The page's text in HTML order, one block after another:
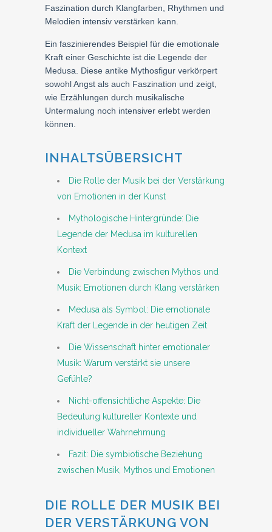
Faszination durch Klangfarben, Rhythmen und
Melodien intensiv verstärken kann.
Ein faszinierendes Beispiel für die emotionale
Kraft einer Geschichte ist die Legende der
Medusa. Diese antike Mythosfigur verkörpert
sowohl Angst als auch Faszination und zeigt,
wie Erzählungen durch musikalische
Untermalung noch intensiver erlebt werden
können.
INHALTSÜBERSICHT
Die Rolle der Musik bei der Verstärkung
von Emotionen in der Kunst
Mythologische Hintergründe: Die
Legende der Medusa im kulturellen
Kontext
Die Verbindung zwischen Mythos und
Musik: Emotionen durch Klang verstärken
Medusa als Symbol: Die emotionale
Kraft der Legende in der heutigen Zeit
Die Wissenschaft hinter emotionaler
Musik: Warum verstärkt sie unsere
Gefühle?
Nicht-offensichtliche Aspekte: Die
Bedeutung kultureller Kontexte und
individueller Wahrnehmung
Fazit: Die symbiotische Beziehung
zwischen Musik, Mythos und Emotionen
DIE ROLLE DER MUSIK BEI
DER VERSTÄRKUNG VON